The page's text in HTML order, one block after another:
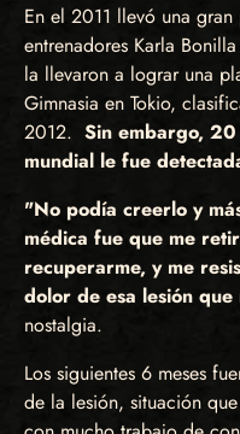
En el 2011 llevó una
entrenadores Karla
la llevaron a lograr una
Gimnasia en Tokio,
2012. Sin embargo,
mundial le fue
"No podía creerlo y
médica fue que me
recuperarme, y me
dolor de esa lesión
nostalgia.
Los siguientes 6 meses
de la lesión, situación